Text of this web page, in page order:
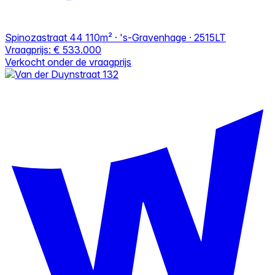
Spinozastraat 44 110m² · 's-Gravenhage · 2515LT
Vraagprijs: € 533.000
Verkocht onder de vraagprijs